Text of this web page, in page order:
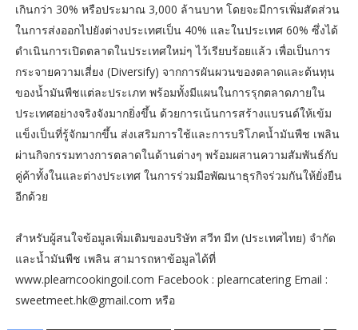
เกินกว่า 30% หรือประมาณ 3,000 ล้านบาท โดยจะมีการเพิ่มสัดส่วน
ในการส่งออกไปยังต่างประเทศเป็น 40% และในประเทศ 60% ซึ่งได้
ดำเนินการเปิดตลาดในประเทศใหม่ๆ ไว้เรียบร้อยแล้ว เพื่อเป็นการ
กระจายความเสี่ยง (Diversify) จากการผันผวนของตลาดและต้นทุน
ของน้ำมันพืชแต่ละประเภท พร้อมทั้งมีแผนในการรุกตลาดภายใน
ประเทศอย่างจริงจังมากยิ่งขึ้น ด้วยการเน้นการสร้างแบรนด์ให้เข้ม
แข็งเป็นที่รู้จักมากขึ้น ส่งเสริมการใช้และการบริโภคน้ำมันพืช เพลิน
ผ่านกิจกรรมทางการตลาดในด้านต่างๆ พร้อมผสานความสัมพันธ์กับ
คู่ค้าทั้งในและต่างประเทศ ในการร่วมมือพัฒนาธุรกิจร่วมกันให้ยั่งยืน
อีกด้วย
สำหรับผู้สนใจข้อมูลเพิ่มเติมของบริษัท สวีท มีท (ประเทศไทย) จำกัด
และน้ำมันพืช เพลิน สามารถหาข้อมูลได้ที่
www.plearncookingoil.com Facebook : plearncatering Email :
sweetmeet.hk@gmail.com หรือ